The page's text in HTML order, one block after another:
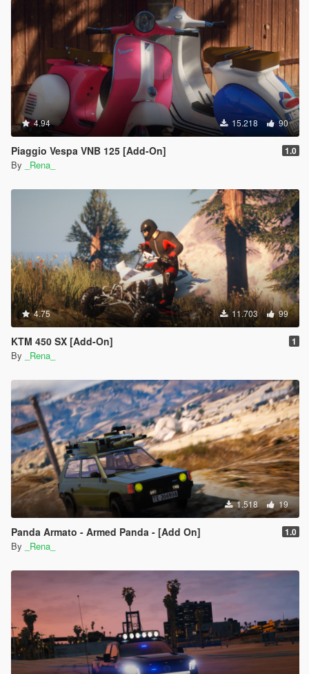
4.94 15.218 90
Piaggio Vespa VNB 125 [Add-On] 1.0
By _Rena_
4.75 11.703 99
KTM 450 SX [Add-On] 1
By _Rena_
1.518 19
Panda Armato - Armed Panda - [Add On] 1.0
By _Rena_